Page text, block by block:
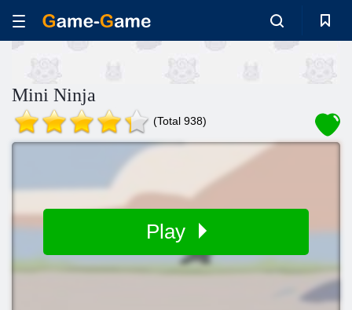
Mini Ninja
(Total 938)
Play